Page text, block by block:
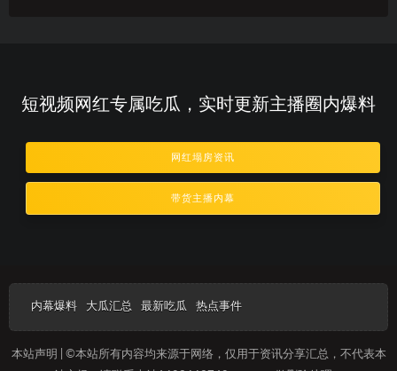
短视频网红专属吃瓜，实时更新主播圈内爆料
网红塌房资讯
带货主播内幕
内幕爆料 大瓜汇总 最新吃瓜 热点事件
本站声明 | ©本站所有内容均来源于网络，仅用于资讯分享汇总，不代表本